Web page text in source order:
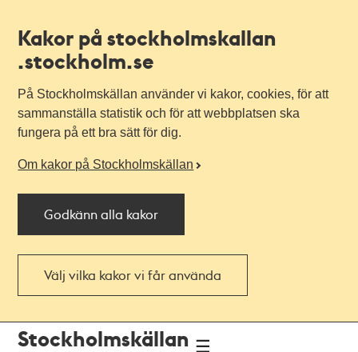
Kakor på stockholmskallan
.stockholm.se
På Stockholmskällan använder vi kakor, cookies, för att
sammanställa statistik och för att webbplatsen ska
fungera på ett bra sätt för dig.
Om kakor på Stockholmskällan
Godkänn alla kakor
Välj vilka kakor vi får använda
Stockholmskällan